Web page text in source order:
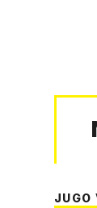
JUGO